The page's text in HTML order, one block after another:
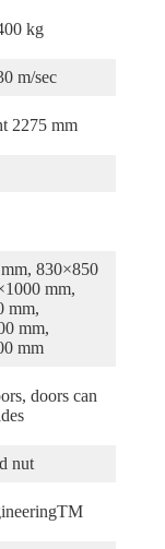
kg
m/sec
2275 mm
830×850
mm,
mm,
mm,
mm
doors can
nut